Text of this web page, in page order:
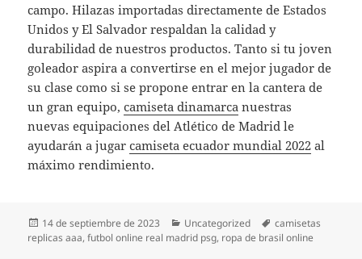
campo. Hilazas importadas directamente de Estados
Unidos y El Salvador respaldan la calidad y
durabilidad de nuestros productos. Tanto si tu joven
goleador aspira a convertirse en el mejor jugador de
su clase como si se propone entrar en la cantera de
un gran equipo,camiseta dinamarca nuestras
nuevas equipaciones del Atlético de Madrid le
ayudarán a jugarcamiseta ecuador mundial 2022 al
máximo rendimiento.
Publicado
el
14 de septiembre de 2023 Categorías
Uncategorized Etiquetas
camisetas
replicas aaa,futbol online real madrid psg, ropa de brasil online